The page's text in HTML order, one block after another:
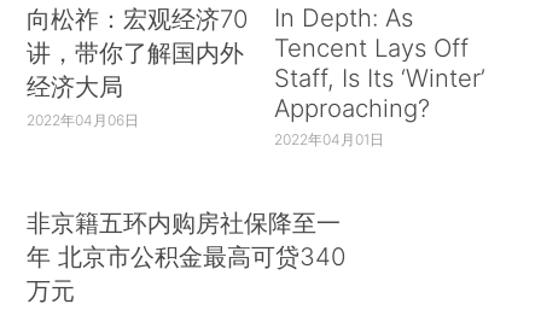
向松祚：宏观经济70
讲，带你了解国内外
经济大局
2022年04月06日
In Depth: As
Tencent Lays Off
Staff, Is Its ‘Winter’
Approaching?
2022年04月01日
非京籍五环内购房社保降至一
年 北京市公积金最高可贷340
万元